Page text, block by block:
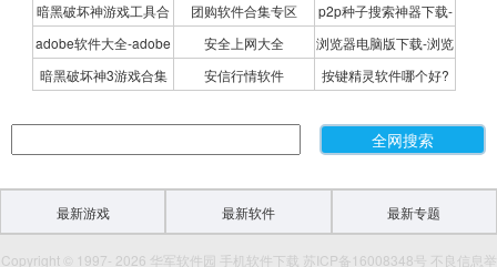
暗黑破坏神游戏工具合
集
团购软件合集专区
p2p种子搜索神器下载-
P2P种子搜索神器专题
adobe软件大全-adobe
全系列软件下载-adobe
安全上网大全
浏览器电脑版下载-浏览
器下载合集
暗黑破坏神3游戏合集 安信行情软件
按键精灵软件哪个好?
最新游戏 最新软件 最新专题
Copyright © 1997- 2026 华军软件园 手机软件下载 苏ICP备16008348号 不良信息举